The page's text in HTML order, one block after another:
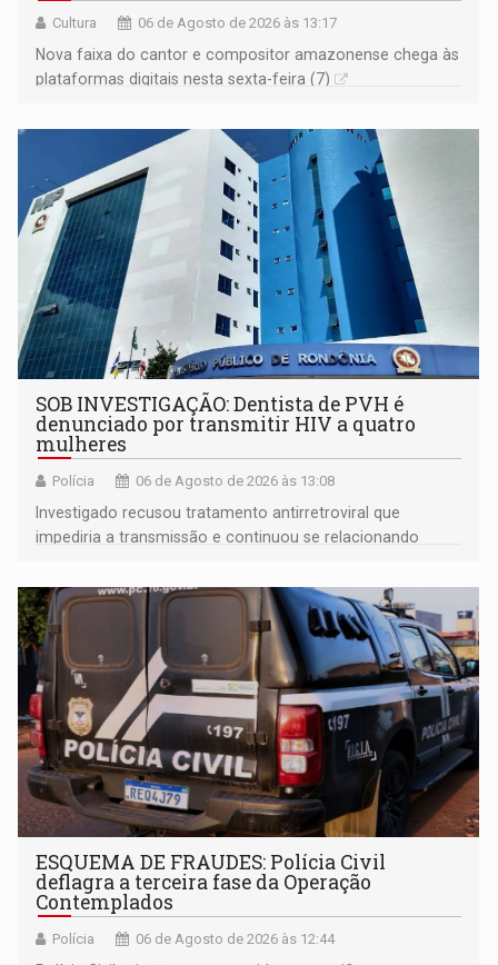
Cultura 06 de Agosto de 2026 às 13:17
Nova faixa do cantor e compositor amazonense chega às
plataformas digitais nesta sexta-feira (7)
SOB INVESTIGAÇÃO: Dentista de PVH é
denunciado por transmitir HIV a quatro
mulheres
Polícia 06 de Agosto de 2026 às 13:08
Investigado recusou tratamento antirretroviral que
impediria a transmissão e continuou se relacionando
ESQUEMA DE FRAUDES: Polícia Civil
deflagra a terceira fase da Operação
Contemplados
Polícia 06 de Agosto de 2026 às 12:44